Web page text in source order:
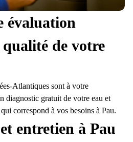
évaluation
de votre
Atlantiques sont à votre
diagnostic gratuit de votre eau et
correspond à vos besoins à Pau.
entretien à Pau